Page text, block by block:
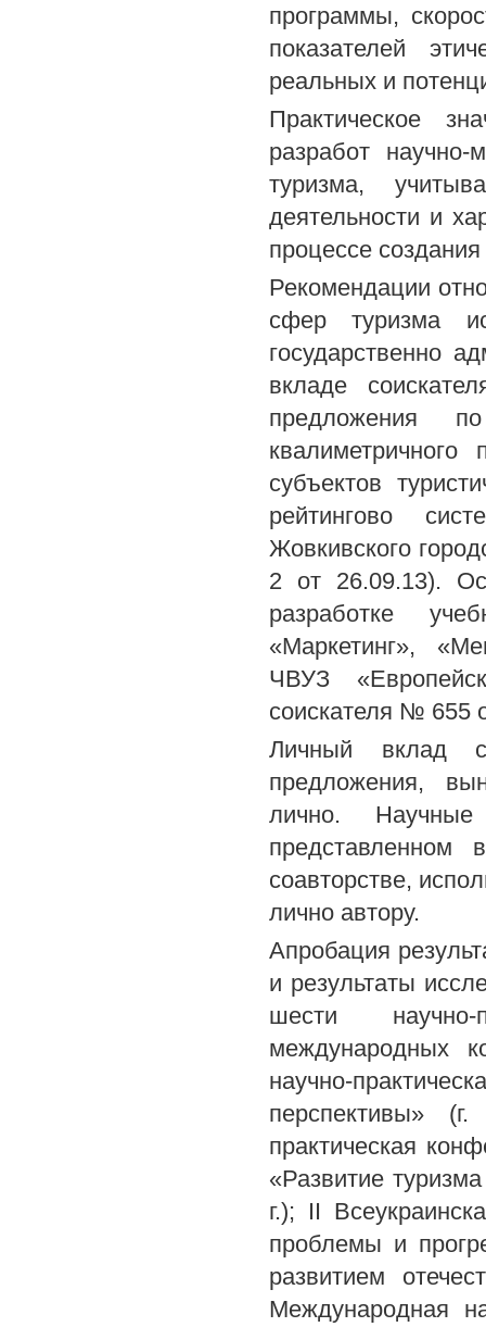
программы,
показателей
реальных и
Практическое
разработ
туризма,
деятельности и
процессе создания
Рекомендации
сфер туризма
государственно
вкладе
предложения
субъектов
рейтингово
Жовкивского
2 от 26.09.13).
разработке
«Маркетинг»,
ЧВУЗ
соискателя № 655
Личный вклад
предложения,
лично.
представленном
соавторстве,
лично автору.
Апробация
и результаты
шести научно-
международных
научно-
перспективы»
практическая
«Развитие
г.); II
проблемы и
развитием
Международная